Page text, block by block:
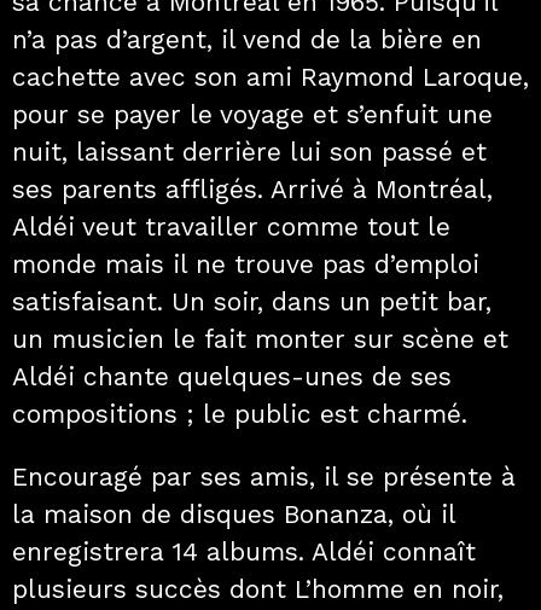
n’a pas d’argent, il vend de la bière en
cachette avec son ami Raymond Laroque,
pour se payer le voyage et s’enfuit une
nuit, laissant derrière lui son passé et
ses parents affligés. Arrivé à Montréal,
Aldéi veut travailler comme tout le
monde mais il ne trouve pas d’emploi
satisfaisant. Un soir, dans un petit bar,
un musicien le fait monter sur scène et
Aldéi chante quelques-unes de ses
compositions ; le public est charmé.
Encouragé par ses amis, il se présente à
la maison de disques Bonanza, où il
enregistrera 14 albums. Aldéi connaît
plusieurs succès dont L’homme en noir,